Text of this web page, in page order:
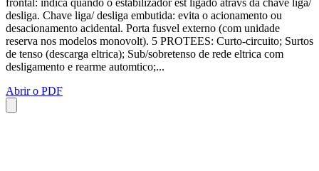
desliga. Chave liga/ desliga embutida: evita o acionamento ou
desacionamento acidental. Porta fusvel externo (com unidade
reserva nos modelos monovolt). 5 PROTEES: Curto-circuito; Surtos
de tenso (descarga eltrica); Sub/sobretenso de rede eltrica com
desligamento e rearme automtico;...
Abrir o PDF